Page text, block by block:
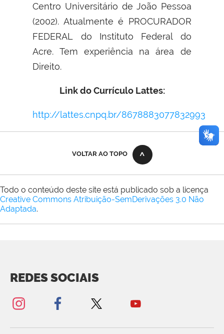
Centro Universitário de João Pessoa
(2002). Atualmente é PROCURADOR
FEDERAL do Instituto Federal do
Acre. Tem experiência na área de
Direito.
Link do Currículo Lattes:
http://lattes.cnpq.br/8678883077832993
VOLTAR AO TOPO
Todo o conteúdo deste site está publicado sob a licença
Creative Commons Atribuição-SemDerivações 3.0 Não
Adaptada.
REDES SOCIAIS